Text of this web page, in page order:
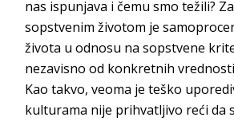
nas ispunjava i čemu smo težili?
sopstvenim životom je
života u odnosu na sopstvene
nezavisno od konkretnih
Kao takvo, veoma je teško
kulturama nije prihvatljivo reći da